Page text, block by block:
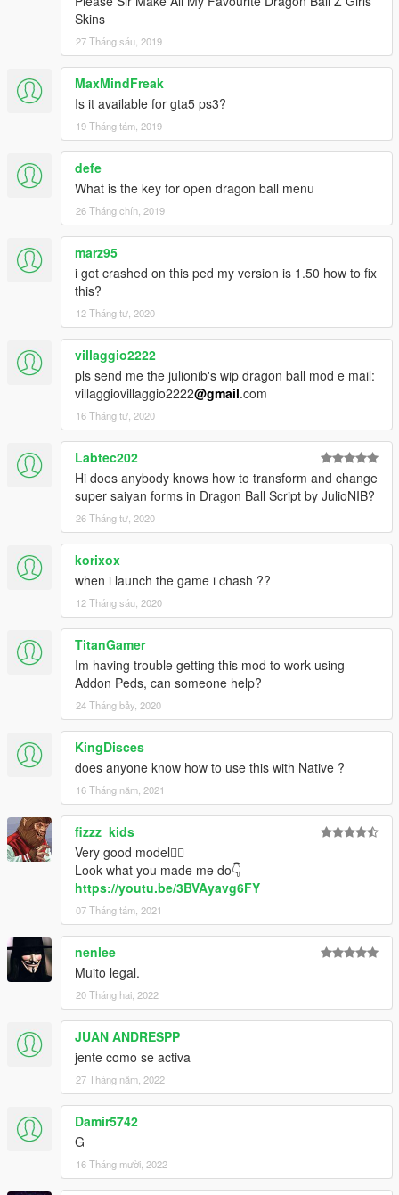
Skins
27 Tháng sáu, 2019
MaxMindFreak
Is it available for gta5 ps3?
19 Tháng tám, 2019
defe
What is the key for open dragon ball menu
26 Tháng chín, 2019
marz95
i got crashed on this ped my version is 1.50 how to fix
this?
12 Tháng tư, 2020
villaggio2222
pls send me the julionib's wip dragon ball mod e mail:
villaggiovillaggio2222@gmail.com
16 Tháng tư, 2020
Labtec202
Hi does anybody knows how to transform and change
super saiyan forms in Dragon Ball Script by JulioNIB?
26 Tháng tư, 2020
korixox
when i launch the game i chash ??
12 Tháng sáu, 2020
TitanGamer
Im having trouble getting this mod to work using
Addon Peds, can someone help?
24 Tháng bảy, 2020
KingDisces
does anyone know how to use this with Native ?
16 Tháng năm, 2021
fizzz_kids
Very good model👍🏻
Look what you made me do👇
https://youtu.be/3BVAyavg6FY
07 Tháng tám, 2021
nenlee
Muito legal.
20 Tháng hai, 2022
JUAN ANDRESPP
jente como se activa
27 Tháng năm, 2022
Damir5742
G
16 Tháng mười, 2022